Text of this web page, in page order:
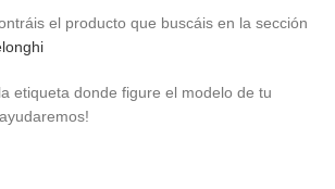
el producto que buscáis en la sección
etiqueta donde figure el modelo de tu